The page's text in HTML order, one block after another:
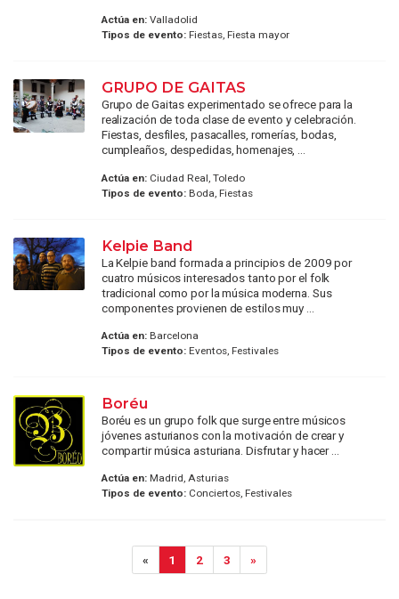
Actúa en:Valladolid
Tipos de evento:Fiestas, Fiesta mayor
GRUPO DE GAITAS
Grupo de Gaitas experimentado se ofrece para la
realización de toda clase de evento y celebración.
Fiestas, desfiles, pasacalles, romerías, bodas,
cumpleaños, despedidas, homenajes, ...
Actúa en:Ciudad Real, Toledo
Tipos de evento:Boda, Fiestas
Kelpie Band
La Kelpie band formada a principios de 2009 por
cuatro músicos interesados tanto por el folk
tradicional como por la música moderna. Sus
componentes provienen de estilos muy ...
Actúa en:Barcelona
Tipos de evento:Eventos, Festivales
Boréu
Boréu es un grupo folk que surge entre músicos
jóvenes asturianos con la motivación de crear y
compartir música asturiana. Disfrutar y hacer ...
Actúa en:Madrid, Asturias
Tipos de evento:Conciertos, Festivales
« 1 2 3 »